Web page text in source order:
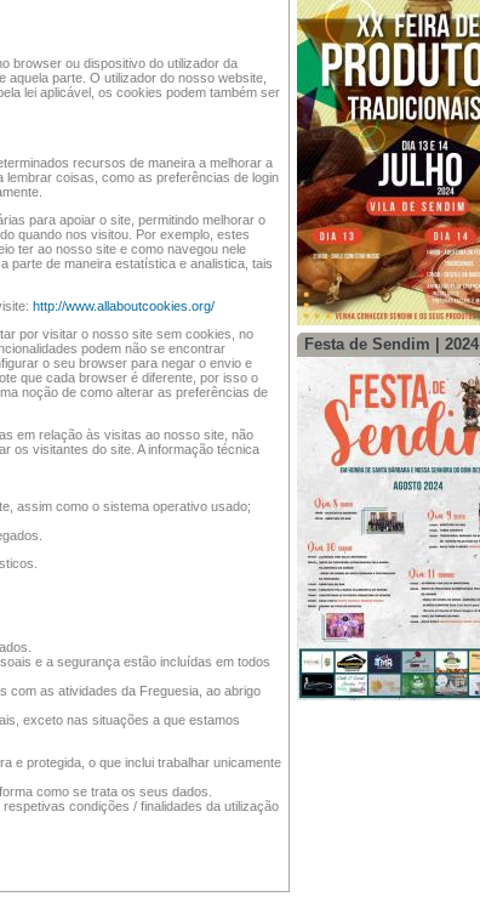
browser ou dispositivo do utilizador da
parte. O utilizador do nosso website,
lei aplicável, os cookies podem também ser
recursos de maneira a melhorar a
lembrar coisas, como as preferências de login
para apoiar o site, permitindo melhorar o
quando nos visitou. Por exemplo, estes
ter ao nosso site e como navegou nele
parte de maneira estatística e analistica, tais
http://www.allaboutcookies.org/
por visitar o nosso site sem cookies, no
podem não se encontrar
o seu browser para negar o envio e
que cada browser é diferente, por isso o
noção de como alterar as preferências de
em relação às visitas ao nosso site, não
os visitantes do site. A informação técnica
assim como o sistema operativo usado;
e a segurança estão incluídas em todos
com as atividades da Freguesia, ao abrigo
exceto nas situações a que estamos
e protegida, o que inclui trabalhar unicamente
como se trata os seus dados.
condições / finalidades da utilização
Festa de Sendim | 2024